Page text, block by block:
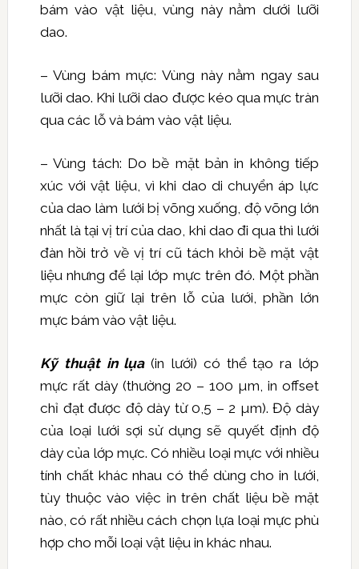
bám vào vật liệu, vùng này nằm dưới lưỡi
dao.
– Vùng bám mực: Vùng này nằm ngay sau
lưỡi dao. Khi lưỡi dao được kéo qua mực tràn
qua các lỗ và bám vào vật liệu.
– Vùng tách: Do bề mặt bản in không tiếp
xúc với vật liệu, vì khi dao di chuyển áp lực
của dao làm lưới bị võng xuống, độ võng lớn
nhất là tại vị trí của dao, khi dao đi qua thì lưới
đàn hồi trở về vị trí cũ tách khỏi bề mặt vật
liệu nhưng để lại lớp mực trên đó. Một phần
mực còn giữ lại trên lỗ của lưới, phần lớn
mực bám vào vật liệu.
Kỹ thuật in lụa(in lưới) có thể tạo ra lớp
mực rất dày (thường 20 – 100 µm, in offset
chỉ đạt được độ dày từ 0,5 – 2 µm). Độ dày
của loại lưới sợi sử dụng sẽ quyết định độ
dày của lớp mực. Có nhiều loại mực với nhiều
tính chất khác nhau có thể dùng cho in lưới,
tùy thuộc vào việc in trên chất liệu bề mặt
nào, có rất nhiều cách chọn lựa loại mực phù
hợp cho mỗi loại vật liệu in khác nhau.